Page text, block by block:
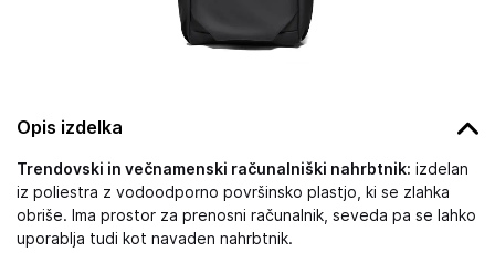
Opis izdelka
Trendovski in večnamenski računalniški nahrbtnik: izdelan
iz poliestra z vodoodporno površinsko plastjo, ki se zlahka
obriše. Ima prostor za prenosni računalnik, seveda pa se lahko
uporablja tudi kot navaden nahrbtnik.